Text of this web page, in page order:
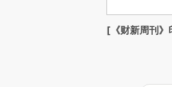
[《财新周刊》